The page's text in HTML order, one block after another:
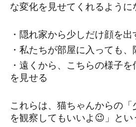
な変化を見せてくれるように
・隠れ家から少しだけ顔を
・私たちが部屋に入っても
・遠くから、こちらの様子
を見せる
これらは、猫ちゃんからの「
を観察してもいいよ😉」とい